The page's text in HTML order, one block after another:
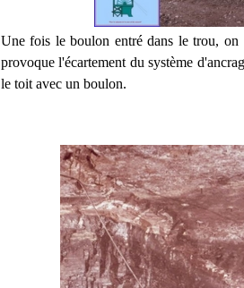
Une fois le boulon entré dans le trou,
provoque l'écartement du système
le toit avec un boulon.